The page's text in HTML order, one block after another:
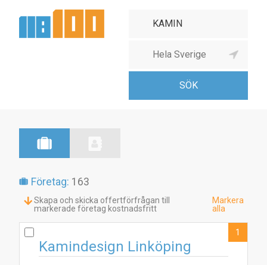
Företag: 163
Skapa och skicka offertförfrågan till
markerade företag kostnadsfritt
Markera
alla
Kamindesign Linköping
1